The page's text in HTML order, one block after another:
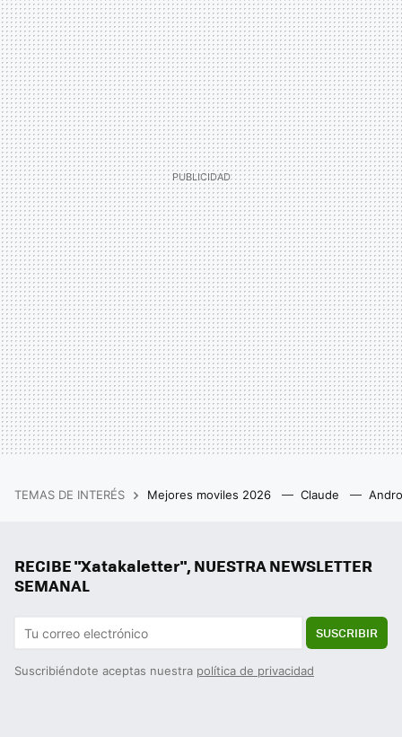
TEMAS DE INTERÉS Mejores moviles 2026 Claude
RECIBE "Xatakaletter", NUESTRA NEWSLETTER
SEMANAL
SUSCRIBIR
Suscribiéndote aceptas nuestra política de privacidad